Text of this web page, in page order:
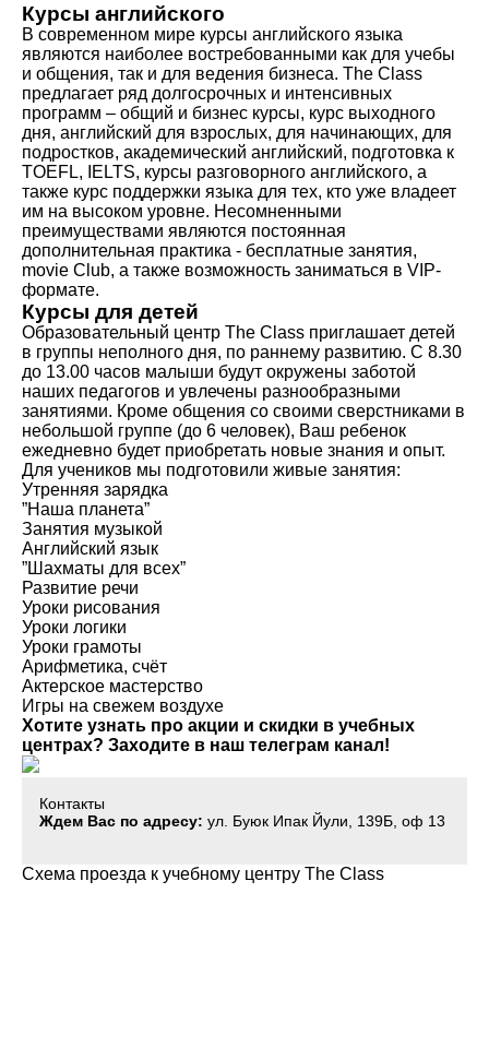
Курсы английского
В современном мире курсы английского языка
являются наиболее востребованными как для учебы
и общения, так и для ведения бизнеса. The Class
предлагает ряд долгосрочных и интенсивных
программ – общий и бизнес курсы, курс выходного
дня, английский для взрослых, для начинающих, для
подростков, академический английский, подготовка к
TOEFL, IELTS, курсы разговорного английского, а
также курс поддержки языка для тех, кто уже владеет
им на высоком уровне. Несомненными
преимуществами являются постоянная
дополнительная практика - бесплатные занятия,
movie Club, а также возможность заниматься в VIP-
формате.
Курсы для детей
Образовательный центр The Class приглашает детей
в группы неполного дня, по раннему развитию. С 8.30
до 13.00 часов малыши будут окружены заботой
наших педагогов и увлечены разнообразными
занятиями. Кроме общения со своими сверстниками в
небольшой группе (до 6 человек), Ваш ребенок
ежедневно будет приобретать новые знания и опыт.
Для учеников мы подготовили живые занятия:
Утренняя зарядка
”Наша планета”
Занятия музыкой
Английский язык
”Шахматы для всех”
Развитие речи
Уроки рисования
Уроки логики
Уроки грамоты
Арифметика, счёт
Актерское мастерство
Игры на свежем воздухе
Хотите узнать про акции и скидки в учебных
центрах? Заходите в наш телеграм канал!
Контакты
Ждем Вас по адресу: ул. Буюк Ипак Йули, 139Б, оф 13
Схема проезда к учебному центру The Class